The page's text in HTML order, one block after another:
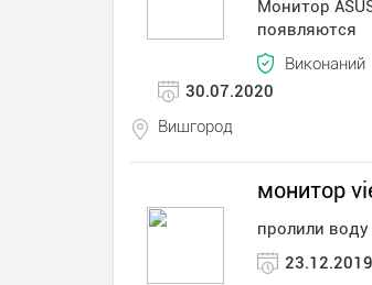
Монитор
появляются
Виконаний
30.07.2020
Вишгород
монитор
пролили
23.12.2019